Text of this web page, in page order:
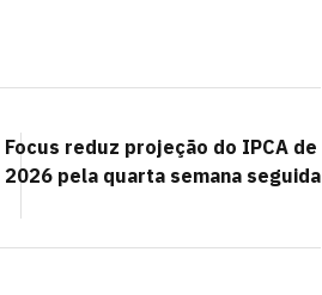
Focus reduz projeção do IPCA de
2026 pela quarta semana seguida